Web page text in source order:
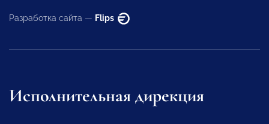
Разработка сайта — Flips
Исполнительная дирекция